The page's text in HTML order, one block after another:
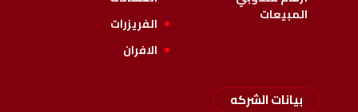
المبيعات
الفريزرات
الافران
بيانات الشركه